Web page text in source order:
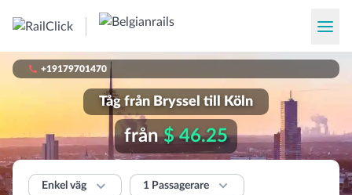
 +19179701470
Tåg från Bryssel till Köln
från$ 46.25
Enkel väg  1 Passagerare 